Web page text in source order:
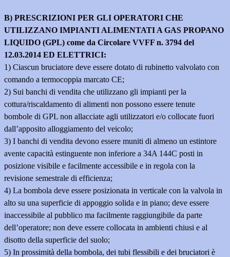
B) PRESCRIZIONI PER GLI OPERATORI CHE
UTILIZZANO IMPIANTI ALIMENTATI A GAS PROPANO
LIQUIDO (GPL) come da Circolare VVFF n. 3794 del
12.03.2014 ED ELETTRICI:
1) Ciascun bruciatore deve essere dotato di rubinetto valvolato con
comando a termocoppia marcato CE;
2) Sui banchi di vendita che utilizzano gli impianti per la
cottura/riscaldamento di alimenti non possono essere tenute
bombole di GPL non allacciate agli utilizzatori e/o collocate fuori
dall’apposito alloggiamento del veicolo;
3) I banchi di vendita devono essere muniti di almeno un estintore
avente capacità estinguente non inferiore a 34A 144C posti in
posizione visibile e facilmente accessibile e in regola con la
revisione semestrale di efficienza;
4) La bombola deve essere posizionata in verticale con la valvola in
alto su una superficie di appoggio solida e in piano; deve essere
inaccessibile al pubblico ma facilmente raggiungibile da parte
dell’operatore; non deve essere collocata in ambienti chiusi e al
disotto della superficie del suolo;
5) In prossimità della bombola, dei tubi flessibili e dei bruciatori è